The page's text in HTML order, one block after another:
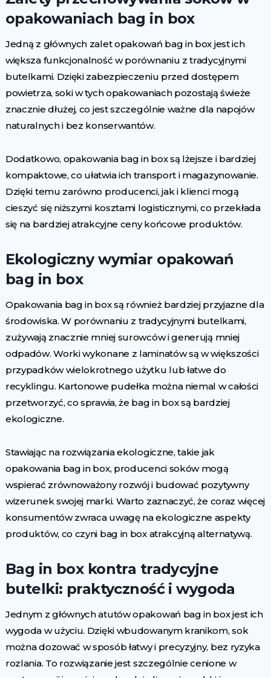
opakowaniach bag in box
Jedną z głównych zalet opakowań bag in box jest ich
większa funkcjonalność w porównaniu z tradycyjnymi
butelkami. Dzięki zabezpieczeniu przed dostępem
powietrza, soki w tych opakowaniach pozostają świeże
znacznie dłużej, co jest szczególnie ważne dla napojów
naturalnych i bez konserwantów.
Dodatkowo, opakowania bag in box są lżejsze i bardziej
kompaktowe, co ułatwia ich transport i magazynowanie.
Dzięki temu zarówno producenci, jak i klienci mogą
cieszyć się niższymi kosztami logisticznymi, co przekłada
się na bardziej atrakcyjne ceny końcowe produktów.
Ekologiczny wymiar opakowań
bag in box
Opakowania bag in box są również bardziej przyjazne dla
środowiska. W porównaniu z tradycyjnymi butelkami,
zużywają znacznie mniej surowców i generują mniej
odpadów. Worki wykonane z laminatów są w większości
przypadków wielokrotnego użytku lub łatwe do
recyklingu. Kartonowe pudełka można niemal w całości
przetworzyć, co sprawia, że bag in box są bardziej
ekologiczne.
Stawiając na rozwiązania ekologiczne, takie jak
opakowania bag in box, producenci soków mogą
wspierać zrównoważony rozwój i budować pozytywny
wizerunek swojej marki. Warto zaznaczyć, że coraz więcej
konsumentów zwraca uwagę na ekologiczne aspekty
produktów, co czyni bag in box atrakcyjną alternatywą.
Bag in box kontra tradycyjne
butelki: praktyczność i wygoda
Jednym z głównych atutów opakowań bag in box jest ich
wygoda w użyciu. Dzięki wbudowanym kranikom, sok
można dozować w sposób łatwy i precyzyjny, bez ryzyka
rozlania. To rozwiązanie jest szczególnie cenione w